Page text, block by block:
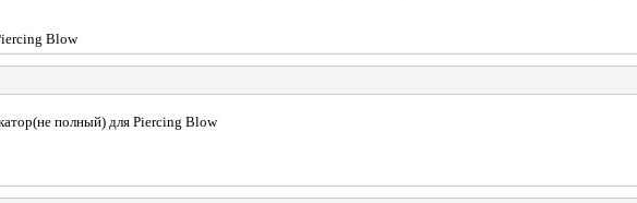
Blow
полный) для Piercing Blow